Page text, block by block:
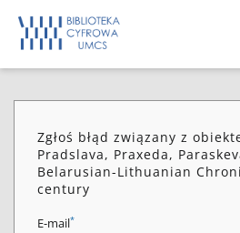
Zgłoś błąd związany z
Pradslava, Praxeda,
Belarusian-Lithuanian
century
E-mail*